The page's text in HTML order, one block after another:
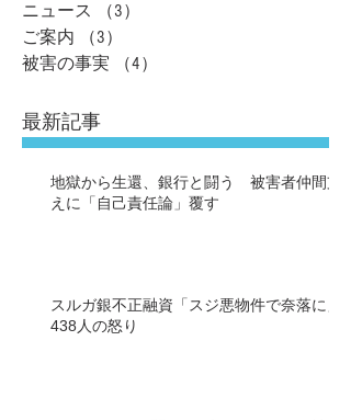
ニュース
（3）
ご案内
（3）
被害の事実
（4）
最新記事
地獄から生還、銀行と闘う 被害者仲間支
えに「自己責任論」覆す
スルガ銀不正融資「スジ悪物件で奈落に」
438人の怒り